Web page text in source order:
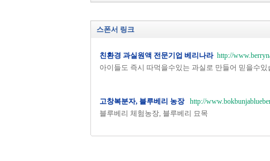
스폰서 링크
친환경 과실원액 전문기업 베리나라 http://
아이들도 즉시 따먹을수있는 과실로 만들어 믿을수있
고창복분자, 블루베리 농장 http://
블루베리 체험농장, 블루베리 묘목